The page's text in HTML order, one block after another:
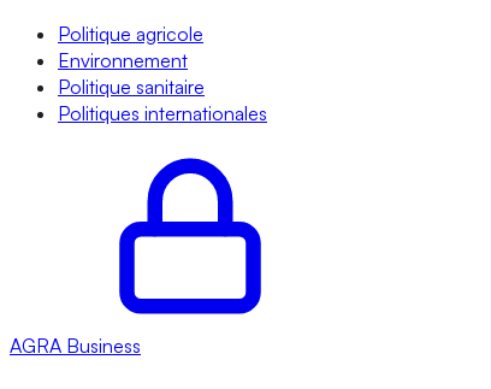
Politique agricole
Environnement
Politique sanitaire
Politiques internationales
AGRA Business